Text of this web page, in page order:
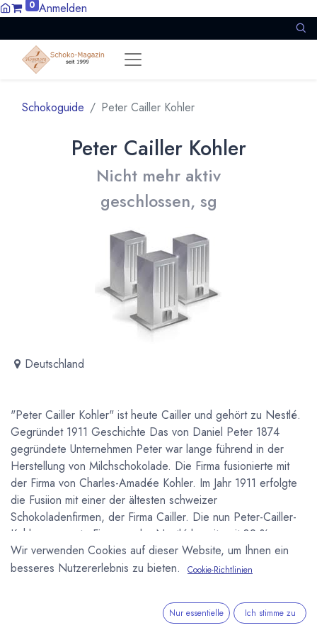
0 Anmelden
Schokoguide Peter Cailler Kohler
Peter Cailler Kohler
Nicht mehr aktiv
geschlossen, sg
Deutschland
"Peter Cailler Kohler" ist heute Cailler und gehört zu Nestlé.
Gegründet 1911 Geschichte Das von Daniel Peter 1874
gegründete Unternehmen Peter war lange führend in der
Herstellung von Milchschokolade. Die Firma fusionierte mit
der Firma von Charles-Amadée Kohler. Im Jahr 1911 erfolgte
die Fusiion mit einer der ältesten schweizer
Schokoladenfirmen, der Firma Cailler. Die nun Peter-Cailler-
Kohler genannte Firma an der Nestlé bereits mit 39 %
beteiligt war fusionierte schließlich 1929 ganz mit Nestlé.
Heute läuft die Schweizer Schokoladenproduktion wieder
Wir verwenden Cookies auf dieser Website, um Ihnen ein
besseres Nutzererlebnis zu bieten.
Cookie-Richtlinien
Nur essentielle Ich stimme zu